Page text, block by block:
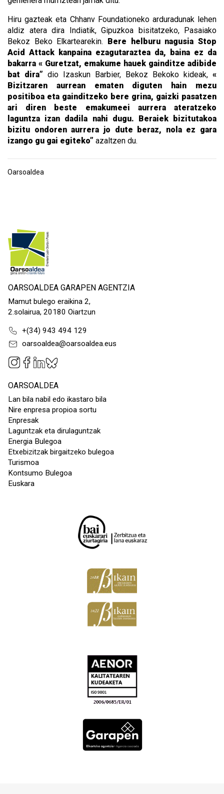
Hiru gazteak eta Chhanv Foundationeko arduradunak lehen
aldiz atera dira Indiatik, Gipuzkoa bisitatzeko, Pasaiako
Bekoz Beko Elkartearekin. Bere helburu nagusia Stop
Acid Attack kanpaina ezagutaraztea da, baina ez da
bakarra « Guretzat, emakume hauek gainditze adibide
bat dira” dio Izaskun Barbier, Bekoz Bekoko kideak, «
Bizitzaren aurrean ematen diguten hain mezu
positiboa eta gainditzeko bere grina, gaizki pasatzen
ari diren beste emakumeei aurrera ateratzeko
laguntza izan dadila nahi dugu. Beraiek bizitutakoa
bizitu ondoren aurrera jo dute beraz, nola ez gara
izango gu gai egiteko” azaltzen du.
Oarsoaldea
OARSOALDEA GARAPEN AGENTZIA
Mamut bulego eraikina 2,
2.solairua, 20180 Oiartzun
+(34) 943 494 129
oarsoaldea@oarsoaldea.eus
OARSOALDEA
Lan bila nabil edo ikastaro bila
Nire enpresa propioa sortu
Enpresak
Laguntzak eta dirulaguntzak
Energia Bulegoa
Etxebizitzak birgaitzeko bulegoa
Turismoa
Kontsumo Bulegoa
Euskara